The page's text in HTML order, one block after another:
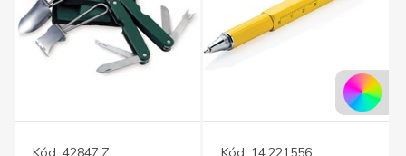
Kód: 42847.Z
Kód: 14.221556